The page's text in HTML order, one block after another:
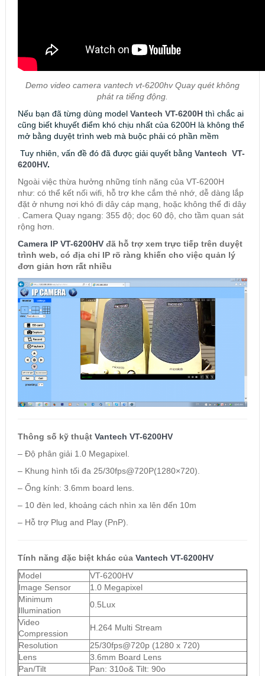
Demo video camera vantech vt-6200hv Quay quét không
phát ra tiếng động.
Nếu bạn đã từng dùng model Vantech VT-6200H thì chắc ai
cũng biết khuyết điểm khó chịu nhất của 6200H là không thể
mở bằng duyệt trình web mà buộc phải có phần mềm
Tuy nhiên, vấn đề đó đã được giải quyết bằng Vantech VT-
6200HV.
Ngoài việc thừa hưởng những tính năng của VT-6200H
như: có thể kết nối wifi, hỗ trợ khe cắm thẻ nhớ, dễ dàng lắp
đặt ở nhưng nơi khó đi dây cáp mạng, hoặc không thể đi dây
. Camera Quay ngang: 355 độ; dọc 60 độ, cho tầm quan sát
rộng hơn.
Camera IP VT-6200HV đã hỗ trợ xem trực tiếp trên duyệt
trình web, có địa chỉ IP rõ ràng khiến cho việc quản lý
đơn giản hơn rất nhiều
Thông số kỹ thuật Vantech VT-6200HV
– Độ phân giải 1.0 Megapixel.
– Khung hình tối đa 25/30fps@720P(1280×720).
– Ống kính: 3.6mm board lens.
– 10 đèn led, khoảng cách nhìn xa lên đến 10m
– Hỗ trợ Plug and Play (PnP).
Tính năng đặc biệt khác của Vantech VT-6200HV
Model
VT-6200HV
Image Sensor
1.0 Megapixel
Minimum
Illumination
0.5Lux
Video
Compression
H.264 Multi Stream
Resolution
25/30fps@720p (1280 x 720)
Lens
3.6mm Board Lens
Pan/Tilt
Pan: 310o& Tilt: 90o